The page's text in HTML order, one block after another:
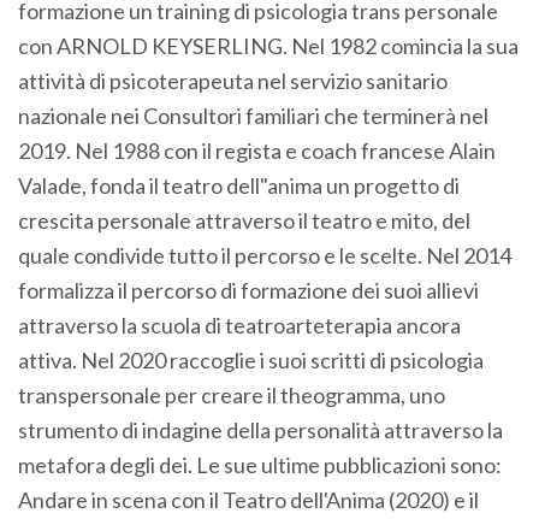
formazione un training di psicologia trans personale
con ARNOLD KEYSERLING. Nel 1982 comincia la sua
attività di psicoterapeuta nel servizio sanitario
nazionale nei Consultori familiari che terminerà nel
2019. Nel 1988 con il regista e coach francese Alain
Valade, fonda il teatro dell"anima un progetto di
crescita personale attraverso il teatro e mito, del
quale condivide tutto il percorso e le scelte. Nel 2014
formalizza il percorso di formazione dei suoi allievi
attraverso la scuola di teatroarteterapia ancora
attiva. Nel 2020 raccoglie i suoi scritti di psicologia
transpersonale per creare il theogramma, uno
strumento di indagine della personalità attraverso la
metafora degli dei. Le sue ultime pubblicazioni sono:
Andare in scena con il Teatro dell'Anima (2020) e il